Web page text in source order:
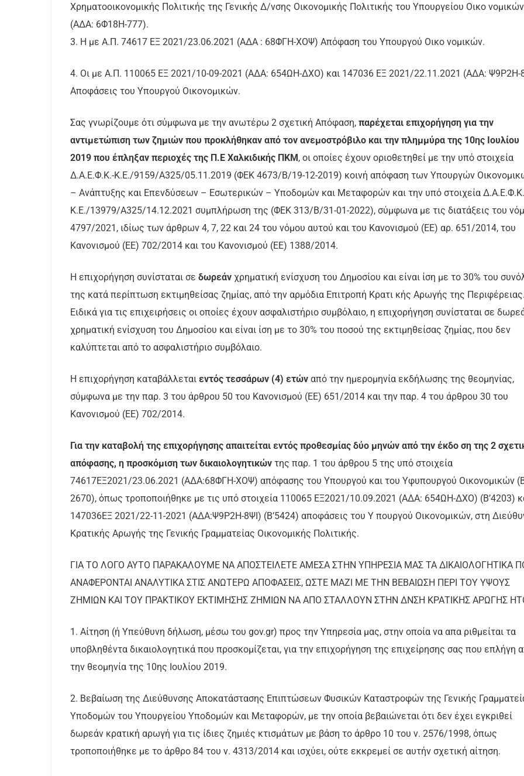
Χρηματοοικονομικής Πολιτικής της Γενικής Δ/νσης Οικονομικής Πολιτικής του Υπουργείου Οικο νομικών
(ΑΔΑ: 6Φ18H-777).
3. Η με Α.Π. 74617 ΕΞ 2021/23.06.2021 (ΑΔΑ : 68ΦΓΗ-ΧΟΨ) Απόφαση του Υπουργού Οικο νομικών.
4. Oι με Α.Π. 110065 ΕΞ 2021/10-09-2021 (ΑΔΑ: 654ΩΗ-ΔΧΟ) και 147036 ΕΞ 2021/22.11.2021 (ΑΔΑ: Ψ9P2H-
Αποφάσεις του Υπουργού Οικονομικών.
Σας γνωρίζουμε ότι σύμφωνα με την ανωτέρω 2 σχετική Απόφαση, παρέχεται επιχορήγηση για την
αντιμετώπιση των ζημιών που προκλήθηκαν από τον ανεμοστρόβιλο και την πλημμύρα της 10ης Ιουλίου
2019 που έπληξαν περιοχές της Π.Ε Χαλκιδικής ΠΚΜ, οι οποίες έχουν οριοθετηθεί με την υπό στοιχεία
Δ.Α.Ε.Φ.Κ.-Κ.Ε./9159/Α325/05.11.2019 (ΦΕΚ 4673/Β/19-12-2019) κοινή απόφαση των Υπουργών
– Ανάπτυξης και Επενδύσεων – Εσωτερικών – Υποδομών και Μεταφορών και την υπό στοιχεία
Κ.Ε./13979/Α325/14.12.2021 συμπλήρωση της (ΦΕΚ 313/Β/31-01-2022), σύμφωνα με τις διατάξεις του
4797/2021, ιδίως των άρθρων 4, 7, 22 και 24 του νόμου αυτού και του Κανονισμού (ΕΕ) αρ. 651/2014, του
Κανονισμού (ΕΕ) 702/2014 και του Κανονισμού (ΕΕ) 1388/2014.
Η επιχορήγηση συνίσταται σε δωρεάν χρηματική ενίσχυση του Δημοσίου και είναι ίση με το 30% του
της κατά περίπτωση εκτιμηθείσας ζημίας, από την αρμόδια Επιτροπή Κρατι κής Αρωγής της Περιφέρειας.
Ειδικά για τις επιχειρήσεις οι οποίες έχουν ασφαλιστήριο συμβόλαιο, η επιχορήγηση συνίσταται σε
χρηματική ενίσχυση του Δημοσίου και είναι ίση με το 30% του ποσού της εκτιμηθείσας ζημίας, που δεν
καλύπτεται από το ασφαλιστήριο συμβόλαιο.
Η επιχορήγηση καταβάλλεται εντός τεσσάρων (4) ετών από την ημερομηνία εκδήλωσης της θεομηνίας,
σύμφωνα με την παρ. 3 του άρθρου 50 του Κανονισμού (ΕΕ) 651/2014 και την παρ. 4 του άρθρου 30 του
Κανονισμού (ΕΕ) 702/2014.
Για την καταβολή της επιχορήγησης απαιτείται εντός προθεσμίας δύο μηνών από την έκδο ση της 2
απόφασης, η προσκόμιση των δικαιολογητικών της παρ. 1 του άρθρου 5 της υπό στοιχεία
74617ΕΞ2021/23.06.2021 (ΑΔΑ:68ΦΓΗ-ΧΟΨ) απόφασης του Υπουργού και του Υφυπουργού Οικονομικών
2670), όπως τροποποιήθηκε με τις υπό στοιχεία 110065 ΕΞ2021/10.09.2021 (ΑΔΑ: 654ΩΗ-ΔΧΟ) (Β’4203)
147036ΕΞ 2021/22-11-2021 (ΑΔΑ:Ψ9P2H-8ΨΙ) (Β’5424) αποφάσεις του Υ πουργού Οικονομικών, στη
Κρατικής Αρωγής της Γενικής Γραμματείας Οικονομικής Πολιτικής.
ΓΙΑ ΤΟ ΛΟΓΟ ΑΥΤΟ ΠΑΡΑΚΑΛΟΥΜΕ ΝΑ ΑΠΟΣΤΕΙΛΕΤΕ ΑΜΕΣΑ ΣΤΗΝ ΥΠΗΡΕΣΙΑ ΜΑΣ ΤΑ ΔΙΚΑΙΟΛΟΓΗΤΙΚΑ
ΑΝΑΦΕΡΟΝΤΑΙ ΑΝΑΛΥΤΙΚΑ ΣΤΙΣ ΑΝΩΤΕΡΩ ΑΠΟΦΑΣΕΙΣ, ΩΣΤΕ ΜΑΖΙ ΜΕ ΤΗΝ ΒΕΒΑΙΩΣΗ ΠΕΡΙ ΤΟΥ ΥΨΟΥΣ
ΖΗΜΙΩΝ ΚΑΙ ΤΟΥ ΠΡΑΚΤΙΚΟΥ ΕΚΤΙΜΗΣΗΣ ΖΗΜΙΩΝ ΝΑ ΑΠΟ ΣΤΑΛΛΟΥΝ ΣΤΗΝ ΔΝΣΗ ΚΡΑΤΙΚΗΣ ΑΡΩΓΗΣ
1. Αίτηση (ή Υπεύθυνη δήλωση, μέσω του gov.gr) προς την Υπηρεσία μας, στην οποία να απα ριθμείται τα
υποβληθέντα δικαιολογητικά που προσκομίζεται, για την επιχορήγηση της επιχείρησης σας που επλήγη
την θεομηνία της 10ης Ιουλίου 2019.
2. Βεβαίωση της Διεύθυνσης Αποκατάστασης Επιπτώσεων Φυσικών Καταστροφών της Γενικής
Υποδομών του Υπουργείου Υποδομών και Μεταφορών, με την οποία βεβαιώνεται ότι δεν έχει εγκριθεί
δωρεάν κρατική αρωγή για τις ίδιες ζημιές κτισμάτων με βάση το άρθρο 10 του ν. 2576/1998, όπως
τροποποιήθηκε με το άρθρο 84 του ν. 4313/2014 και ισχύει, ούτε εκκρεμεί σε αυτήν σχετική αίτηση.